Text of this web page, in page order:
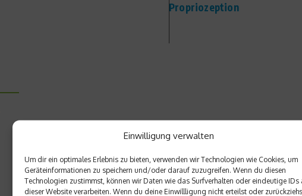
Einwilligung verwalten
Um dir ein optimales Erlebnis zu bieten, verwenden wir Technologien wie Cookies, um
Geräteinformationen zu speichern und/oder darauf zuzugreifen. Wenn du diesen
Technologien zustimmst, können wir Daten wie das Surfverhalten oder eindeutige IDs
dieser Website verarbeiten. Wenn du deine Einwillligung nicht erteilst oder
Propriozeption